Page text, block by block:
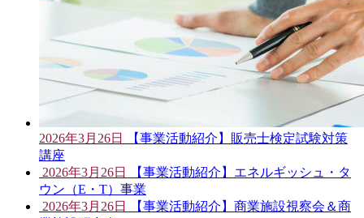
2026年3月26日
【事業活動紹介】販売士検定試験対策
講座
2026年3月26日
【事業活動紹介】エネルギッシュ・タ
ウン（E・T）事業
2026年3月26日
【事業活動紹介】商業施設視察会＆商